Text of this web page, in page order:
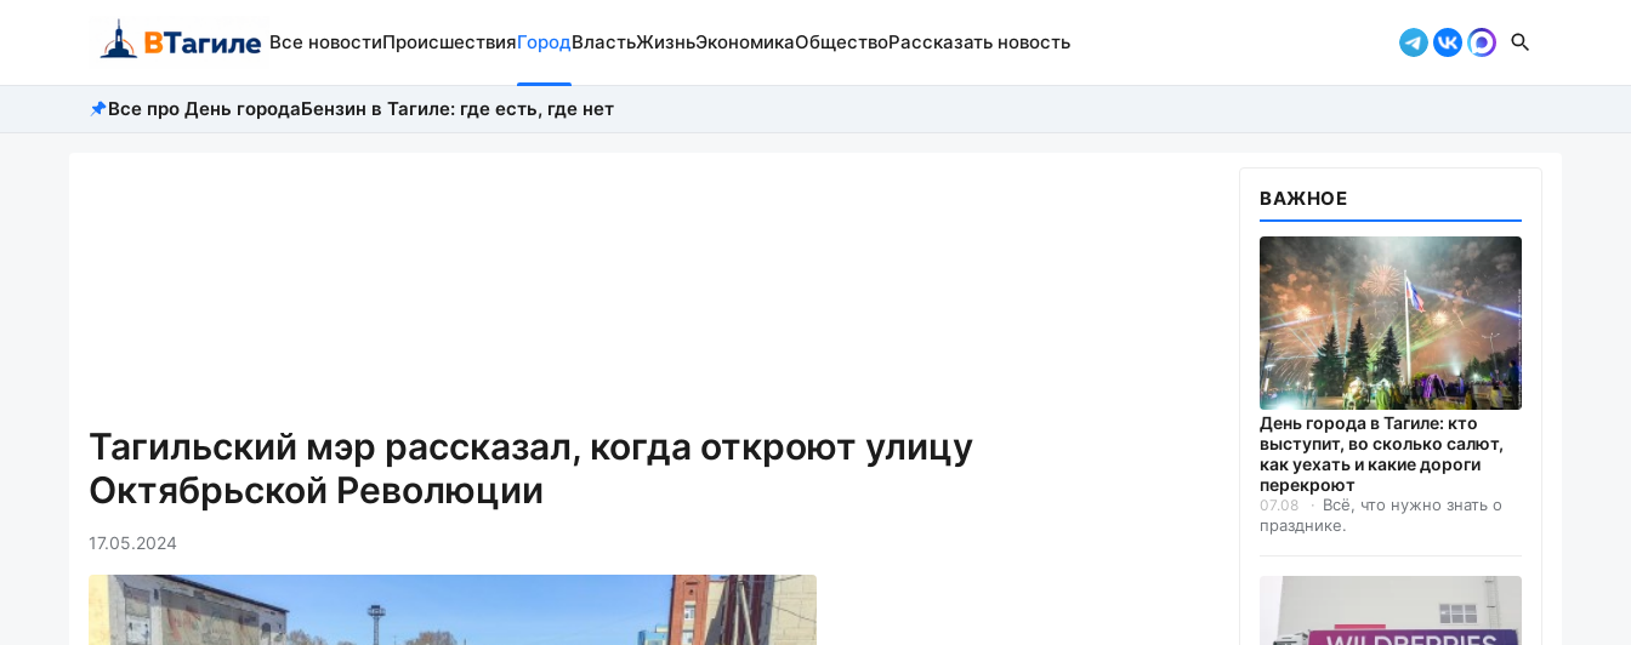
Все новостиПроисшествияГородВластьЖизньЭкономикаОбществоРассказать новость
Все про День городаБензин в Тагиле: где есть, где нет
Тагильский мэр рассказал, когда откроют улицу
Октябрьской Революции
17.05.2024
ВАЖНОЕ
День города в Тагиле: кто
выступит, во сколько салют,
как уехать и какие дороги
перекроют
07.08
Всё, что нужно знать о
празднике.